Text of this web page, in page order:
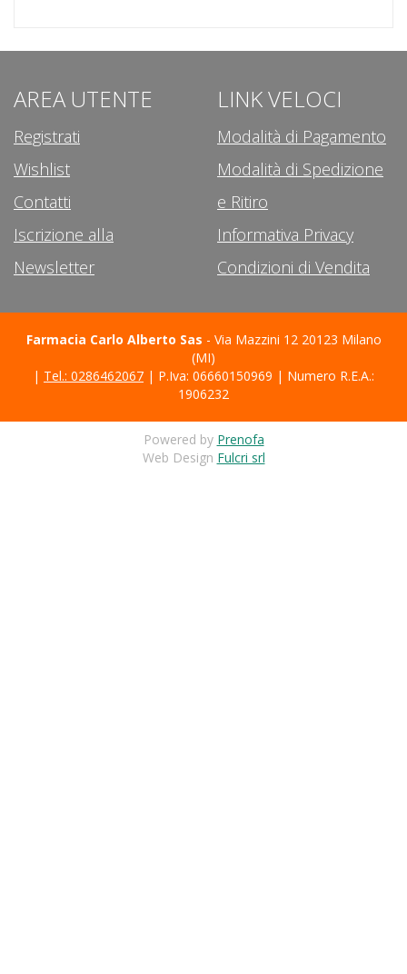
AREA UTENTE
Registrati
Wishlist
Contatti
Iscrizione alla
Newsletter
LINK VELOCI
Modalità di Pagamento
Modalità di Spedizione
e Ritiro
Informativa Privacy
Condizioni di Vendita
Farmacia Carlo Alberto Sas - Via Mazzini 12 20123 Milano
(MI)
| Tel.: 0286462067 | P.Iva: 06660150969 | Numero R.E.A.:
1906232
Powered by Prenofa
Web Design Fulcri srl